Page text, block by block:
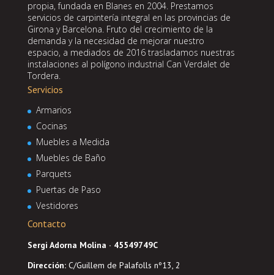
propia, fundada en Blanes en 2004. Prestamos
servicios de carpintería integral en las provincias de
Girona y Barcelona. Fruto del crecimiento de la
demanda y la necesidad de mejorar nuestro
espacio, a mediados de 2016 trasladamos nuestras
instalaciones al polígono industrial Can Verdalet de
Tordera.
Servicios
Armarios
Cocinas
Muebles a Medida
Muebles de Baño
Parquets
Puertas de Paso
Vestidores
Contacto
Sergi Adorna Molina · 45549749C
Dirección: C/Guillem de Palafolls nº13, 2